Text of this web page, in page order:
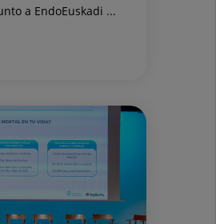
a EndoEuskadi ...